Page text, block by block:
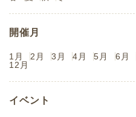
開催月
1月 2月 3月 4月 5月 6月
12月
イベント